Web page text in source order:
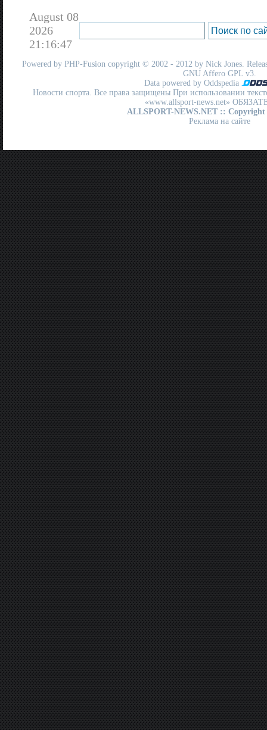
August 08
2026
21:16:47
Powered by PHP-Fusion copyright © 2002 - 2012 by Nick Jones.
GNU Affero GPL v3.
Data powered by Oddspedia
Новости спорта. Все права защищены При использовании
«www.allsport-news.net»
ALLSPORT-NEWS.NET :: Copyright
Реклама на сайте